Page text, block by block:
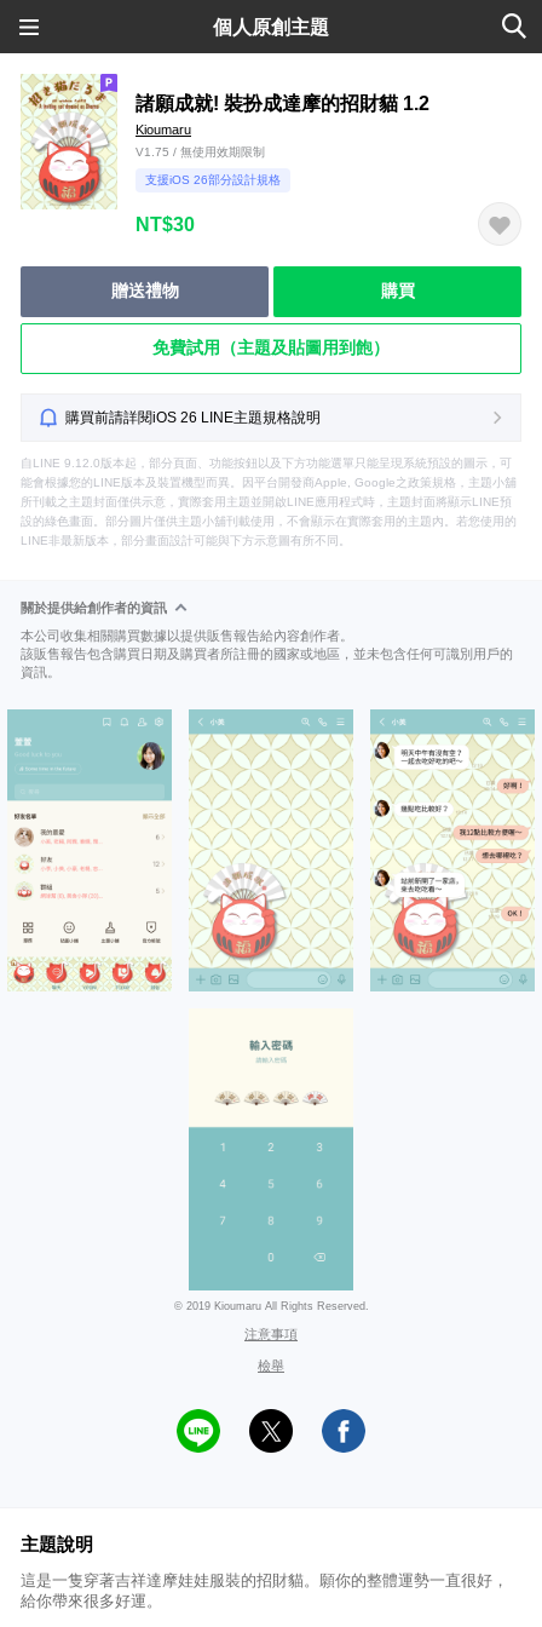
個人原創主題
諸願成就! 裝扮成達摩的招財貓 1.2
Kioumaru
V1.75 / 無使用效期限制
支援iOS 26部分設計規格
NT$30
贈送禮物 購買
免費試用（主題及貼圖用到飽）
購買前請詳閱iOS 26 LINE主題規格說明
自LINE 9.12.0版本起，部分頁面、功能按鈕以及下方功能選單只能呈現系統預設的圖示，可
能會根據您的LINE版本及裝置機型而異。因平台開發商Apple, Google之政策規格，主題小舖
所刊載之主題封面僅供示意，實際套用主題並開啟LINE應用程式時，主題封面將顯示LINE預
設的綠色畫面。部分圖片僅供主題小舖刊載使用，不會顯示在實際套用的主題內。若您使用的
LINE非最新版本，部分畫面設計可能與下方示意圖有所不同。
關於提供給創作者的資訊
本公司收集相關購買數據以提供販售報告給內容創作者。
該販售報告包含購買日期及購買者所註冊的國家或地區，並未包含任何可識別用戶的
資訊。
© 2019 Kioumaru All Rights Reserved.
注意事項
檢舉
主題說明
這是一隻穿著吉祥達摩娃娃服裝的招財貓。願你的整體運勢一直很好，
給你帶來很多好運。